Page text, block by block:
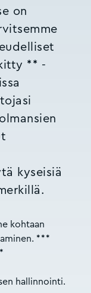
on
** -
kyseisiä
kohtaan
***
hallinnointi.